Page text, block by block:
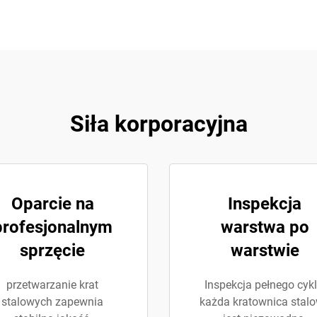
Siła korporacyjna
Oparcie na
sprzęcie
przetwarzanie krat
stalowych zapewnia
Inspekcja
warstwa po
warstwie
Inspekcja pełnego
każda kratownica